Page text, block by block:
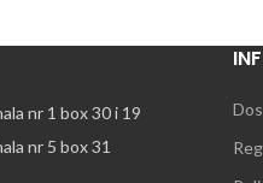
nr 1 box 30 i 19
nr 5 box 31